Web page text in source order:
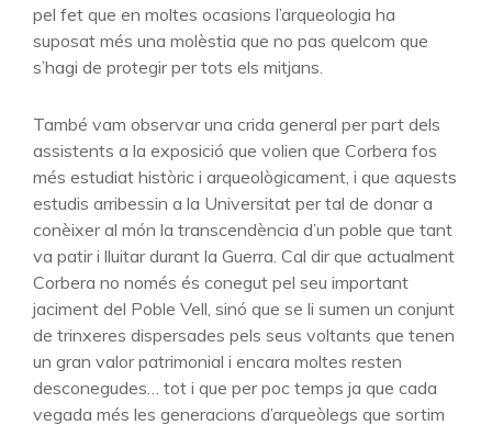
pel fet que en moltes ocasions l’arqueologia ha
suposat més una molèstia que no pas quelcom que
s’hagi de protegir per tots els mitjans.
També vam observar una crida general per part dels
assistents a la exposició que volien que Corbera fos
més estudiat històric i arqueològicament, i que aquests
estudis arribessin a la Universitat per tal de donar a
conèixer al món la transcendència d’un poble que tant
va patir i lluitar durant la Guerra. Cal dir que actualment
Corbera no només és conegut pel seu important
jaciment del Poble Vell, sinó que se li sumen un conjunt
de trinxeres dispersades pels seus voltants que tenen
un gran valor patrimonial i encara moltes resten
desconegudes… tot i que per poc temps ja que cada
vegada més les generacions d’arqueòlegs que sortim